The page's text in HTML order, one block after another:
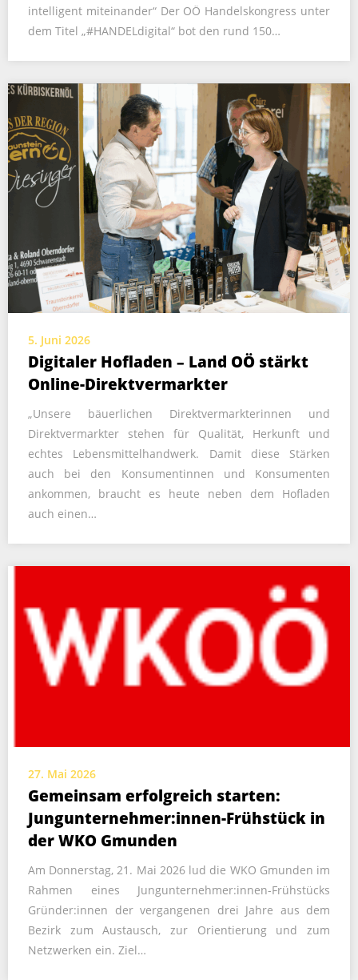
intelligent miteinander“ Der OÖ Handelskongress unter
dem Titel „#HANDELdigital“ bot den rund 150…
5. Juni 2026
Digitaler Hofladen – Land OÖ stärkt
Online-Direktvermarkter
„Unsere bäuerlichen Direktvermarkterinnen und
Direktvermarkter stehen für Qualität, Herkunft und
echtes Lebensmittelhandwerk. Damit diese Stärken
auch bei den Konsumentinnen und Konsumenten
ankommen, braucht es heute neben dem Hofladen
auch einen…
27. Mai 2026
Gemeinsam erfolgreich starten:
Jungunternehmer:innen-Frühstück in
der WKO Gmunden
Am Donnerstag, 21. Mai 2026 lud die WKO Gmunden im
Rahmen eines Jungunternehmer:innen-Frühstücks
Gründer:innen der vergangenen drei Jahre aus dem
Bezirk zum Austausch, zur Orientierung und zum
Netzwerken ein. Ziel…